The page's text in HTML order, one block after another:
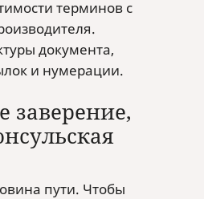
терминов с
документа,
и нумерации.
заверение,
пути. Чтобы